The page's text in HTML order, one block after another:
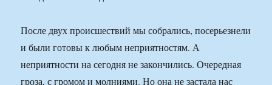
После двух происшествий мы собрались, посерьезнели
и были готовы к любым неприятностям. А
неприятности на сегодня не закончились. Очередная
гроза, с громом и молниями. Но она не застала нас